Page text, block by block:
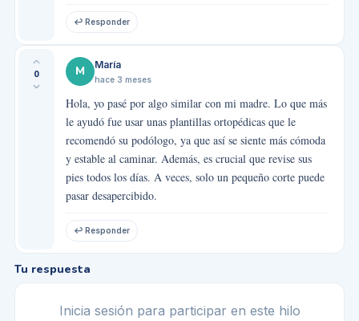
↩ Responder
0 M María
hace 3 meses
Hola, yo pasé por algo similar con mi madre. Lo que más
le ayudó fue usar unas plantillas ortopédicas que le
recomendó su podólogo, ya que así se siente más cómoda
y estable al caminar. Además, es crucial que revise sus
pies todos los días. A veces, solo un pequeño corte puede
pasar desapercibido.
↩ Responder
Tu respuesta
Inicia sesión para participar en este hilo